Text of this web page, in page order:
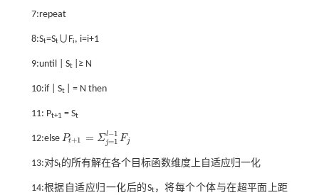
7:repeat
8:St=St∪Fi, i=i+1
9:until | St |≥ N
10:if | St | = N then
11: Pt+1 = St
12:else Pt+1 = Σl−1
j=1 F j
Pt+1= Σj= 1l-1Fj
13:对St的所有解在各个目标函数维度上自适应归一化
14:根据自适应归一化后的St，将每个个体与在超平面上距